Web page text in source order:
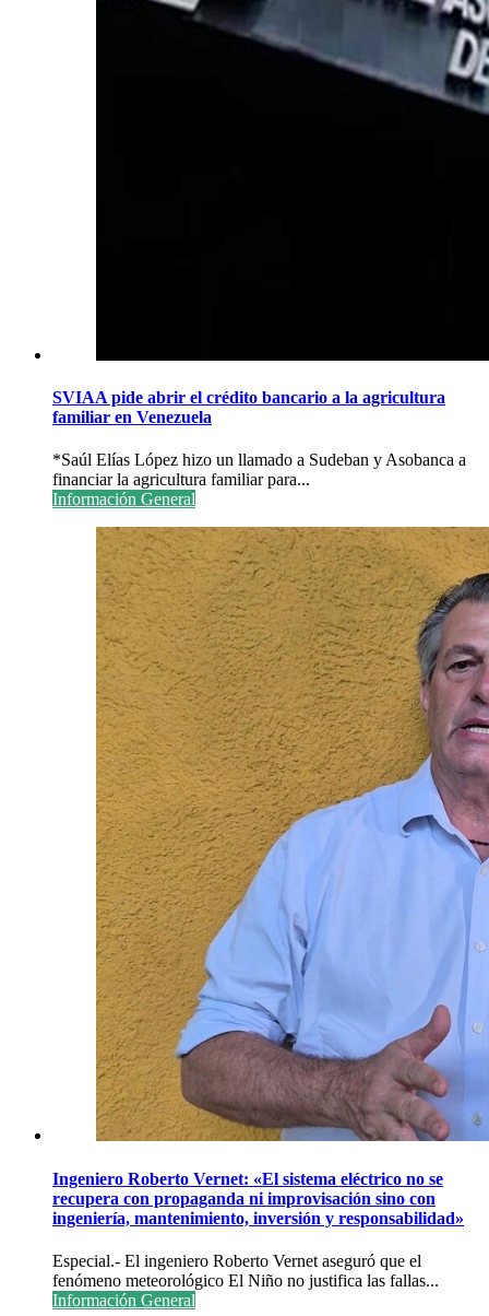
SVIAA pide abrir el crédito bancario a la agricultura
familiar en Venezuela
*Saúl Elías López hizo un llamado a Sudeban y Asobanca a
financiar la agricultura familiar para...
Información General
Ingeniero Roberto Vernet: «El sistema eléctrico no se
recupera con propaganda ni improvisación sino con
ingeniería, mantenimiento, inversión y responsabilidad»
Especial.- El ingeniero Roberto Vernet aseguró que el
fenómeno meteorológico El Niño no justifica las fallas...
Información General